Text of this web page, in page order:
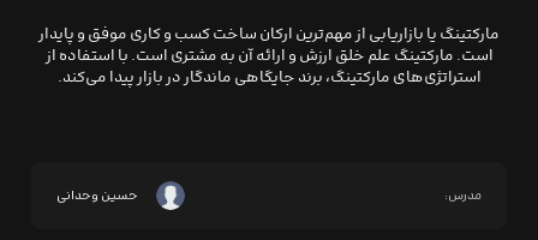
مارکتینگ یا بازاریابی از مهم‌ترین ارکان ساخت کسب و کاری موفق و پایدار
است. مارکتینگ علم خلق ارزش و ارائه آن به مشتری است. با استفاده از
استراتژی‌‌های مارکتینگ، برند جایگاهی ماندگار در بازار پیدا می‌کند.
مدرس: حسین وحدانی